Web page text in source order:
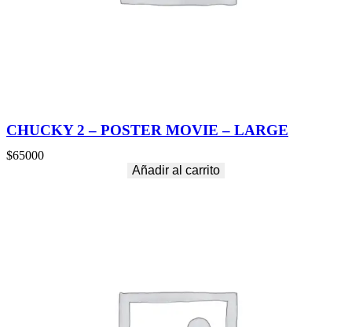
CHUCKY 2 – POSTER MOVIE – LARGE
$65000
Añadir al carrito